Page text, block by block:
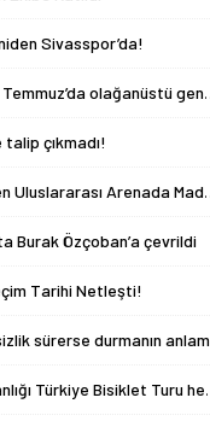
2024 06:51
Sivasspor’da!
olağanüstü genel kurul kararı!
çıkmadı!
Arenada Madalya Yağmuru
Burak Özçoban’a çevrildi
Tarihi Netleşti!
sürerse durmanın anlamı yok
Bisiklet Turu heyecanı başlıyor